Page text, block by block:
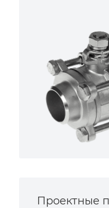
Проектные